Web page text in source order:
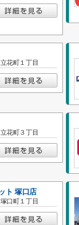
花町１丁目
花町３丁目
ト 塚口店
口町１丁目